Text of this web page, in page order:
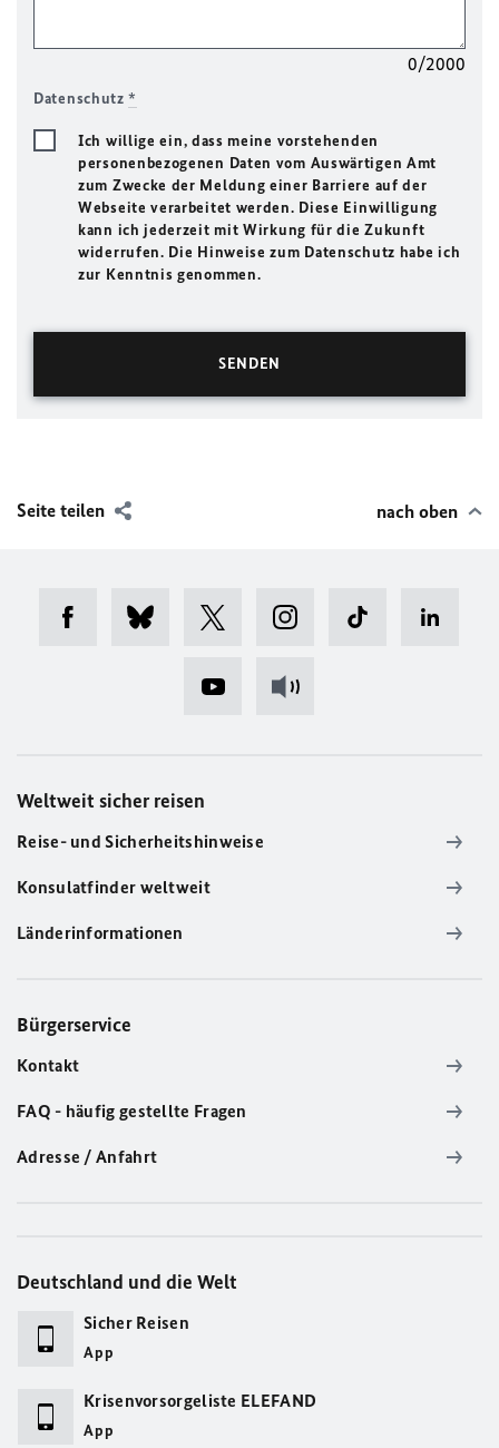
0/2000
Datenschutz*
Ich willige ein, dass meine vorstehenden
personenbezogenen Daten vom Auswärtigen Amt
zum Zwecke der Meldung einer Barriere auf der
Webseite verarbeitet werden. Diese Einwilligung
kann ich jederzeit mit Wirkung für die Zukunft
widerrufen. Die Hinweise zum Datenschutz habe ich
zur Kenntnis genommen.
Seite teilen nach oben
Weltweit sicher reisen
Reise- und Sicherheitshinweise
Konsulatfinder weltweit
Länderinformationen
Bürgerservice
Kontakt
FAQ - häufig gestellte Fragen
Adresse / Anfahrt
Deutschland und die Welt
Sicher Reisen
App
Krisenvorsorgeliste ELEFAND
App